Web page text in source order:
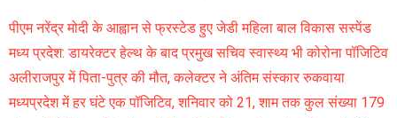
पीएम नरेंद्र मोदी के आह्वान से फ्रस्टेड हुए जेडी महिला बाल विकास सस्पेंड
मध्य प्रदेश: डायरेक्टर हेल्थ के बाद प्रमुख सचिव स्वास्थ्य भी कोरोना पॉजिटिव
अलीराजपुर में पिता-पुत्र की मौत, कलेक्टर ने अंतिम संस्कार रुकवाया
मध्यप्रदेश में हर घंटे एक पॉजिटिव, शनिवार को 21, शाम तक कुल संख्या 179